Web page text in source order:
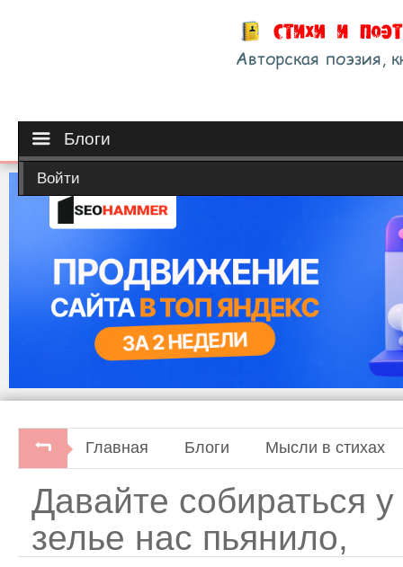
Блоги
Войти
Главная Блоги Мысли в стихах
Давайте собираться
зелье нас пьянило,